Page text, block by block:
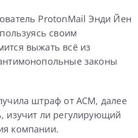
ProtonMail Энди Йен
своим
выжать всё из
законы
штраф от ACM, далее
изучит ли регулирующий
компании.